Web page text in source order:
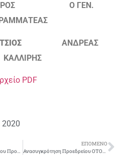
Ο ΓΕΝ.
ΑΝΔΡΕΑΣ
ΚΑΛΛΙΡΗΣ
PDF
2020
Αποχαιρετιστήρια ομιλία του Προέδρου της Ο.Τ.Ο.Ε. Σταύρου Κούκου
ΕΠΌΜΕΝΟ
Ανασυγκρότηση Προεδρείου ΟΤΟΕ Νέος Πρόεδρος της ΟΤΟΕ ο σ. Γιώργος Μότσιος Νέος Γενικός Γραμματέας της ΟΤΟΕ ο σ. Ανδρέας Καλλίρης